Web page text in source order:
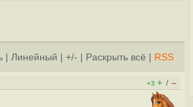
Линейный +/- Раскрыть всё RSS
+3 + / –